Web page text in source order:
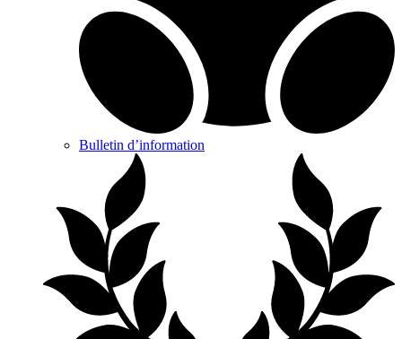
Bulletin d’information